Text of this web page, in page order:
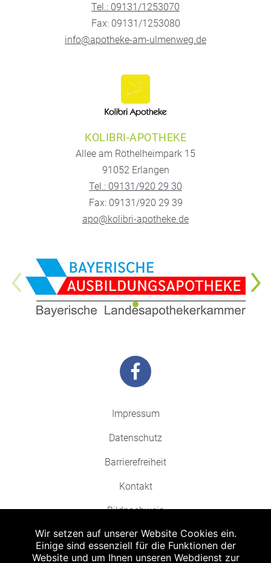
Tel.: 09131/1253070
Fax: 09131/1253080
info@apotheke-am-ulmenweg.de
KOLIBRI-APOTHEKE
Allee am Röthelheimpark 15
91052 Erlangen
Tel.: 09131/920 29 30
Fax: 09131/920 29 39
apo@kolibri-apotheke.de
Impressum
Datenschutz
Barrierefreiheit
Kontakt
Bildnachweis
Wir setzen auf unserer Website Cookies ein.
Einige sind essenziell für die Funktionen der
Website und um Ihnen unseren Webdienst zur